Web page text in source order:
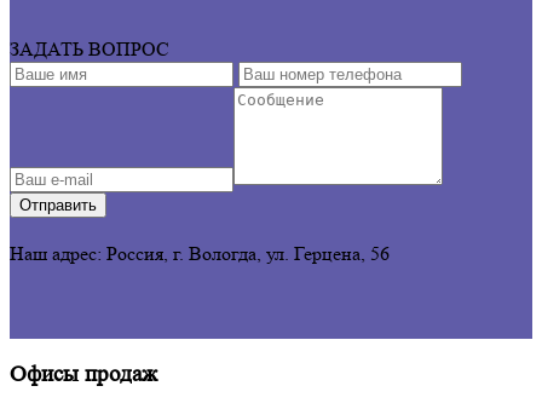
ЗАДАТЬ ВОПРОС
Отправить
Наш адрес: Россия, г. Вологда, ул. Герцена, 56
Офисы продаж